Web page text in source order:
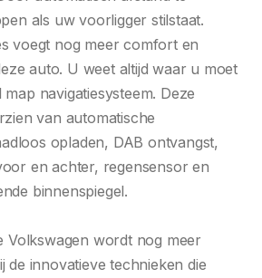
als uw voorligger stilstaat.
voegt nog meer comfort en
auto. U weet altijd waar u moet
navigatiesysteem. Deze
van automatische
opladen, DAB ontvangst,
en achter, regensensor en
binnenspiegel.
Volkswagen wordt nog meer
de innovatieve technieken die